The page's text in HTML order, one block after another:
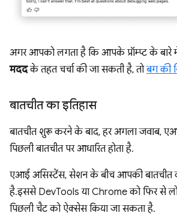
अगर आपको लगता है कि आपके प्रॉम्प्ट के बारे
मददके तहत चर्चा की जा सकती है, तोबग की
बातचीत का इतिहास
बातचीत शुरू करने के बाद, हर अगला जवाब,
पिछली बातचीत पर आधारित होता है.
एआई असिस्टेंस, सेशन के बीच आपकी बातचीत
है. इससे DevTools या Chrome को फिर से
पिछली चैट को ऐक्सेस किया जा सकता है.